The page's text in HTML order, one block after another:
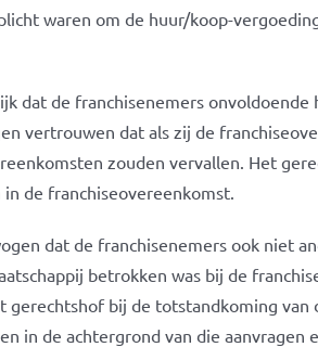
waren om de huur/koop-
dat de franchisenemers onvoldoende
vertrouwen dat als zij de
zouden vervallen. Het
de franchiseovereenkomst.
dat de franchisenemers ook niet
betrokken was bij de
gerechtshof bij de totstandkoming van
in de achtergrond van die aanvragen